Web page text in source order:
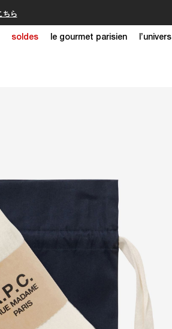
soldes le gourmet parisien l’univers